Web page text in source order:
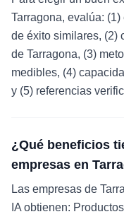
Tarragona, evalúa:
de éxito similares, (2)
de Tarragona, (3)
medibles, (4)
y (5) referencias
¿Qué beneficios
empresas en
Las empresas de
IA obtienen: